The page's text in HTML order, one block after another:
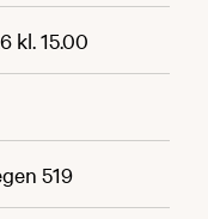
kl. 15.00
519